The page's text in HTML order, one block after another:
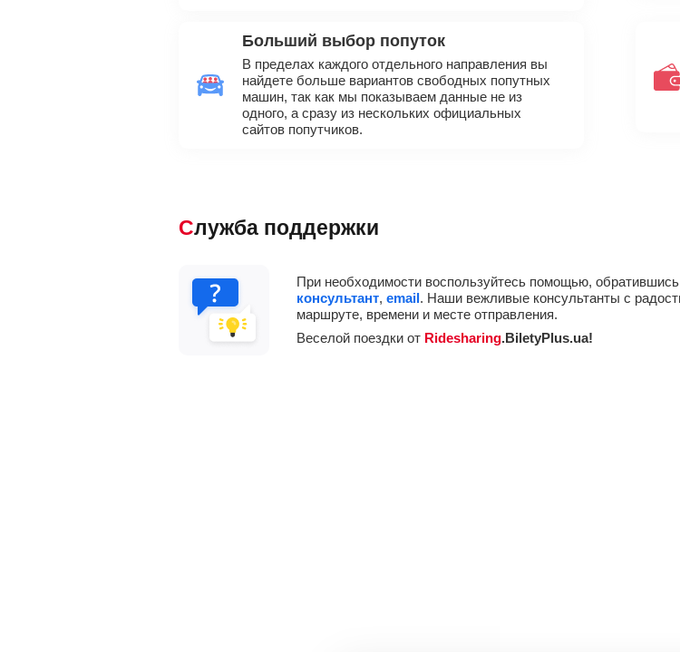
Больший выбор попуток
В пределах каждого отдельного направления вы
найдете больше вариантов свободных попутных
машин, так как мы показываем данные не из
одного, а сразу из нескольких официальных
сайтов попутчиков.
Служба поддержки
При необходимости воспользуйтесь помощью,
консультант, email. Наши вежливые консультанты с
маршруте, времени и месте отправления.
Веселой поездки от Ridesharing.BiletyPlus.ua!